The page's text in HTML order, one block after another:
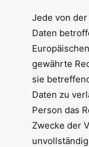
Jede von
Daten
gewährte
sie
Daten zu
Person das
Zwecke der